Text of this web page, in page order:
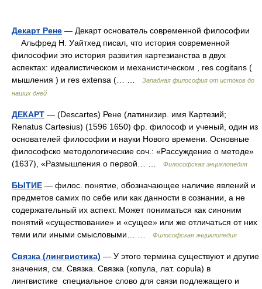
Декарт Рене — Декарт основатель современной философии
Альфред Н. Уайтхед писал, что история современной
философии это история развития картезианства в двух
аспектах: идеалистическом и механистическом , res cogitans (
мышления ) и res extensa (… …
Западная философия от истоков до
наших дней
ДЕКАРТ — (Descartes) Рене (латинизир. имя Картезий;
Renatus Cartesius) (1596 1650) фр. философ и ученый, один из
основателей философии и науки Нового времени. Основные
философско методологические соч.: «Рассуждение о методе»
(1637), «Размышления о первой… …
Философская энциклопедия
БЫТИЕ — филос. понятие, обозначающее наличие явлений и
предметов самих по себе или как данности в сознании, а не
содержательный их аспект. Может пониматься как синоним
понятий «существование» и «сущее» или же отличаться от них
теми или иными смысловыми… …
Философская энциклопедия
Связка (лингвистика) — У этого термина существуют и другие
значения, см. Связка. Связка (копула, лат. copula) в
лингвистике специальное слово для связи подлежащего и